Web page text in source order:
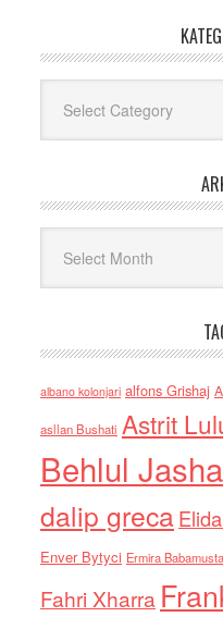
albano kolonjari alfons Grishaj
asllan Bushati Astrit
Behlul
dalip greca
Enver Bytyci Ermira Babamusta
Fahri Xharra